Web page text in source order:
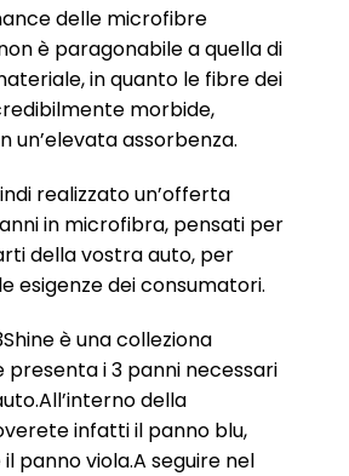
delle microfibre
è paragonabile a quella di
in quanto le fibre dei
morbide,
un’elevata assorbenza.
realizzato un’offerta
in microfibra, pensati per
della vostra auto, per
esigenze dei consumatori.
è una colleziona
i 3 panni necessari
della
infatti il panno blu,
panno viola.A seguire nel